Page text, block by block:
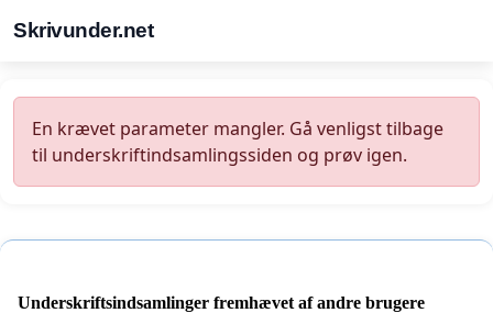
Skrivunder.net
En krævet parameter mangler. Gå venligst tilbage
til underskriftindsamlingssiden og prøv igen.
Underskriftsindsamlinger fremhævet af andre brugere